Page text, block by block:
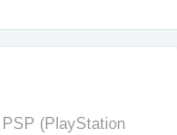
(PlayStation